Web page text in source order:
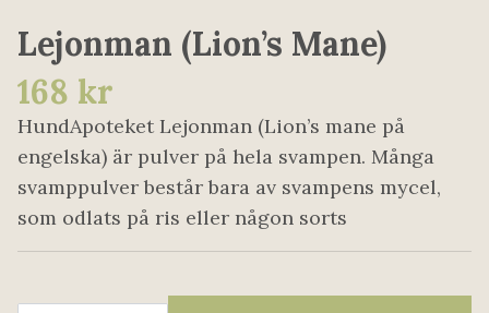
Lejonman (Lion’s Mane)
168 kr
HundApoteket Lejonman (Lion’s mane på
engelska) är pulver på hela svampen. Många
svamppulver består bara av svampens mycel,
som odlats på ris eller någon sorts